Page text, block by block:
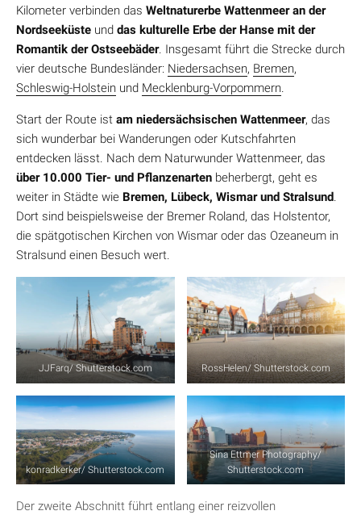
Kilometer verbinden das Weltnaturerbe Wattenmeer an der
Nordseeküste und das kulturelle Erbe der Hanse mit der
Romantik der Ostseebäder. Insgesamt führt die Strecke durch
vier deutsche Bundesländer: Niedersachsen, Bremen,
Schleswig-Holstein und Mecklenburg-Vorpommern.
Start der Route ist am niedersächsischen Wattenmeer, das
sich wunderbar bei Wanderungen oder Kutschfahrten
entdecken lässt. Nach dem Naturwunder Wattenmeer, das
über 10.000 Tier- und Pflanzenarten beherbergt, geht es
weiter in Städte wie Bremen, Lübeck, Wismar und Stralsund.
Dort sind beispielsweise der Bremer Roland, das Holstentor,
die spätgotischen Kirchen von Wismar oder das Ozeaneum in
Stralsund einen Besuch wert.
JJFarq/ Shutterstock.com RossHelen/ Shutterstock.com
konradkerker/ Shutterstock.com
Sina Ettmer Photography/
Shutterstock.com
Der zweite Abschnitt führt entlang einer reizvollen